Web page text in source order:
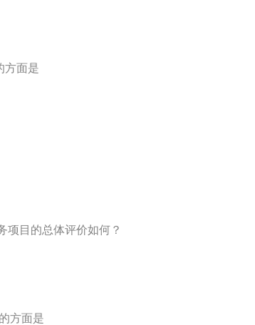
方面是
项目的总体评价如何？
方面是